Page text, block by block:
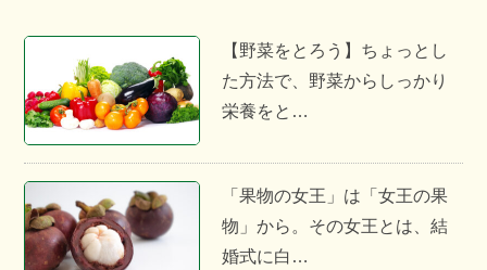
【野菜をとろう】ちょっとし
た方法で、野菜からしっかり
栄養をと…
「果物の女王」は「女王の果
物」から。その女王とは、結
婚式に白…